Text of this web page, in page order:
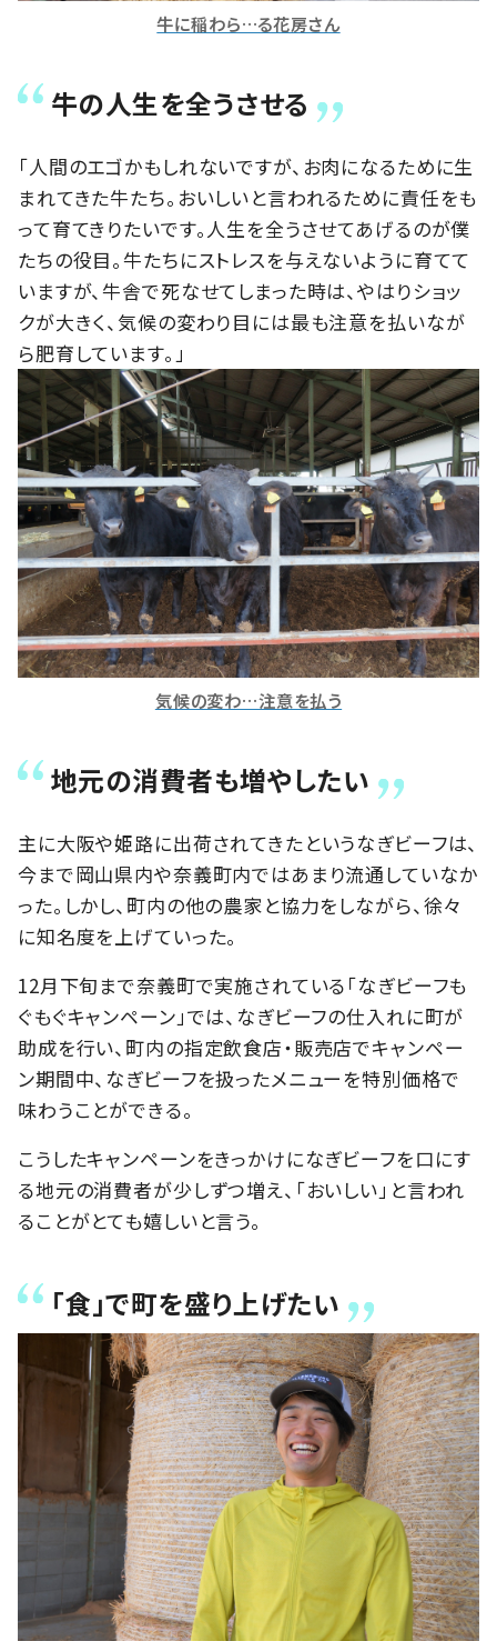
牛に稲わら…る花房さん
牛の人生を全うさせる
「人間のエゴかもしれないですが、お肉になるために生
まれてきた牛たち。おいしいと言われるために責任をも
って育てきりたいです。人生を全うさせてあげるのが僕
たちの役目。牛たちにストレスを与えないように育てて
いますが、牛舎で死なせてしまった時は、やはりショッ
クが大きく、気候の変わり目には最も注意を払いなが
ら肥育しています。」
気候の変わ…注意を払う
地元の消費者も増やしたい
主に大阪や姫路に出荷されてきたというなぎビーフは、
今まで岡山県内や奈義町内ではあまり流通していなか
った。しかし、町内の他の農家と協力をしながら、徐々
に知名度を上げていった。
12月下旬まで奈義町で実施されている「なぎビーフも
ぐもぐキャンペーン」では、なぎビーフの仕入れに町が
助成を行い、町内の指定飲食店・販売店でキャンペー
ン期間中、なぎビーフを扱ったメニューを特別価格で
味わうことができる。
こうしたキャンペーンをきっかけになぎビーフを口にす
る地元の消費者が少しずつ増え、「おいしい」と言われ
ることがとても嬉しいと言う。
「食」で町を盛り上げたい